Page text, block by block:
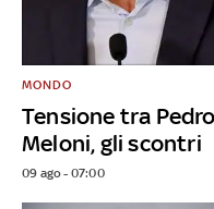
Tensione tra
Meloni, gli scontri
MONDO
09 ago - 07:00